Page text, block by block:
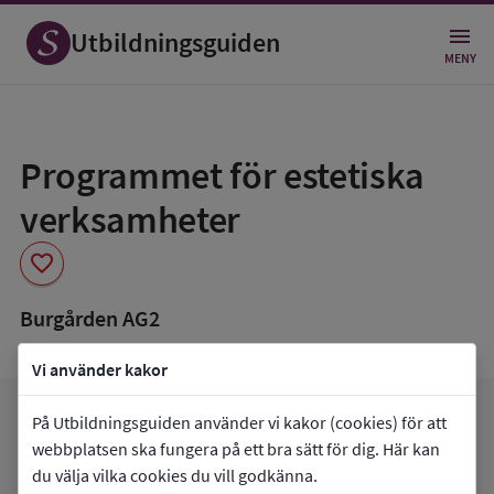
Vi använder kakor
På Utbildningsguiden använder vi kakor (cookies) för att
webbplatsen ska fungera på ett bra sätt för dig. Här kan
du välja vilka cookies du vill godkänna.
Utbildningsguiden MENY
Programmet för estetiska
verksamheter
favorite
som
favorit
Burgården AG2
Gå tillBurgården AG2arrow_forward Mina favoriterfavorite